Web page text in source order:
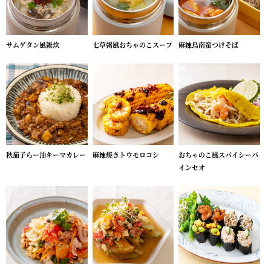
サムゲタン風雑炊 七草粥風おちゃのこスープ 麻辣鳥南蛮つけそば
秋茄子らー油キーマカレー 麻辣焼きトウモロコシ
おちゃのこ風スパイシーバ
インセオ